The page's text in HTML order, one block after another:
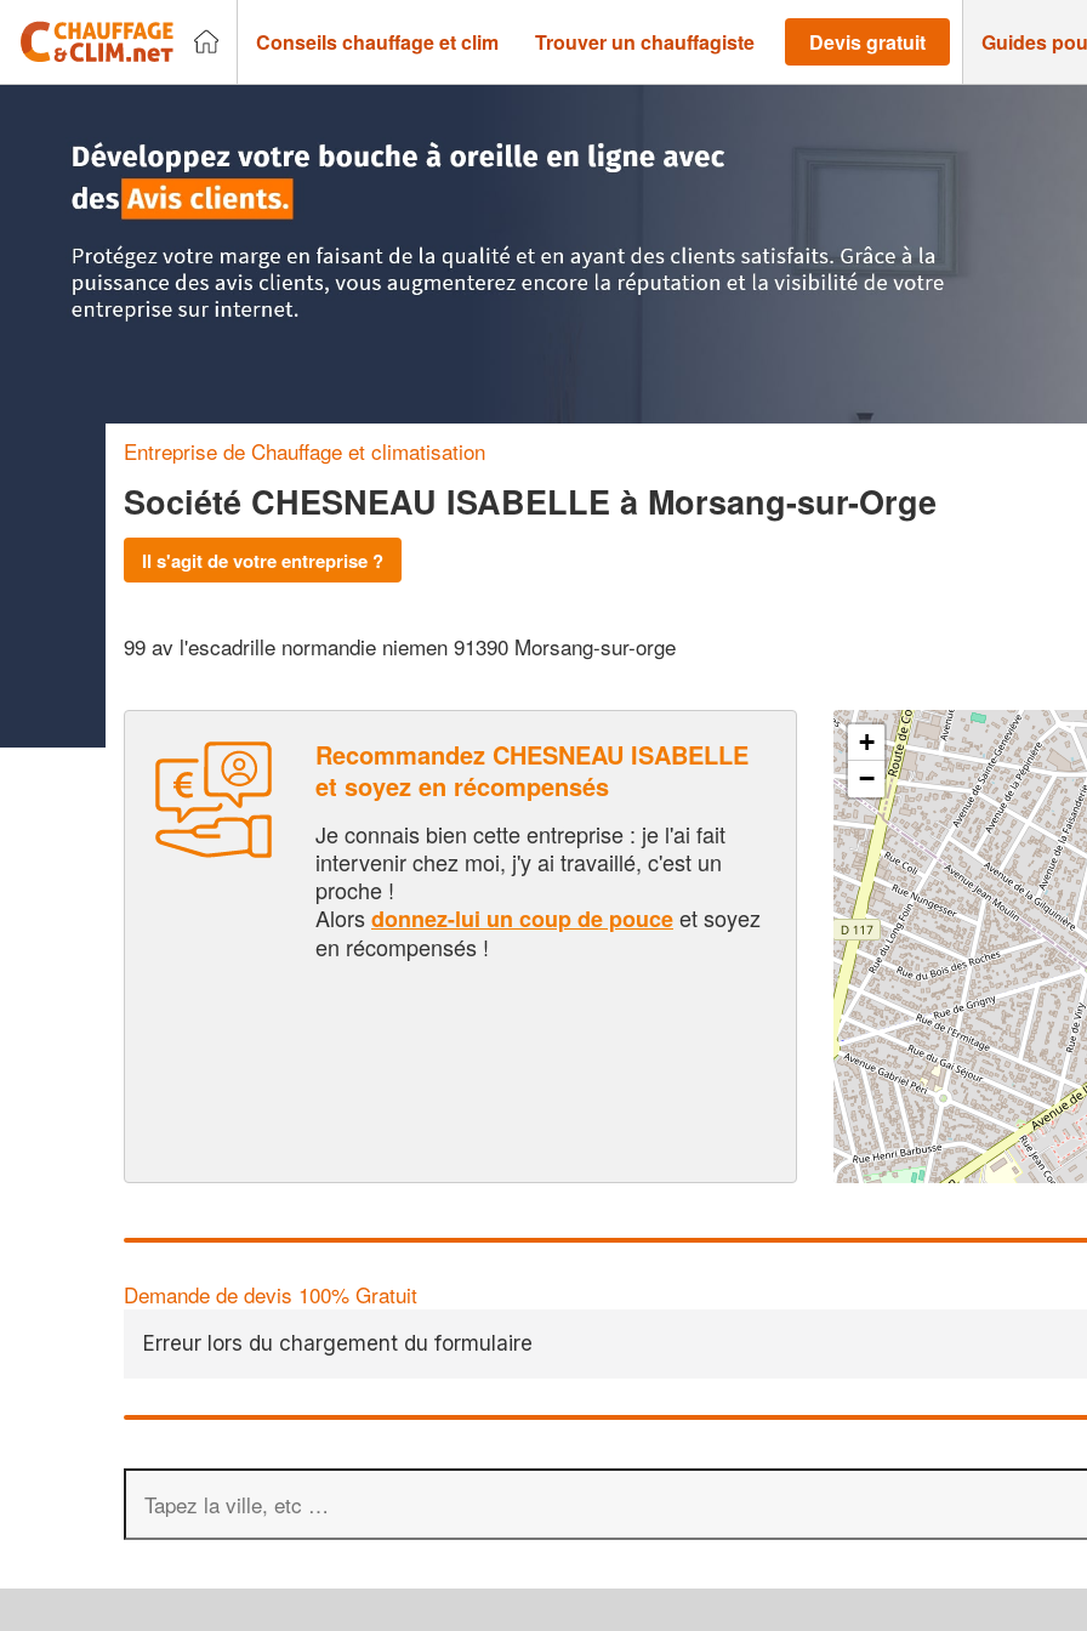
Conseils chauffage et clim Trouver un chauffagiste Devis gratuit Guides
Entreprise de Chauffage et climatisation
Société CHESNEAU ISABELLE à Morsang-sur-Orge
Il s'agit de votre entreprise ?
99 av l'escadrille normandie niemen 91390 Morsang-sur-orge
Recommandez CHESNEAU ISABELLE
et soyez en récompensés
Je connais bien cette entreprise : je l'ai fait
intervenir chez moi, j'y ai travaillé, c'est un
proche !
Alorsdonnez-lui un coup de pouceet soyez
en récompensés !
+
−
Demande de devis 100% Gratuit
Erreur lors du chargement du formulaire